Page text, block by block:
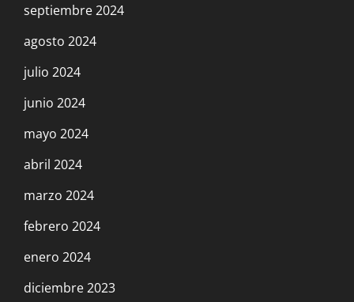
septiembre 2024
agosto 2024
julio 2024
junio 2024
mayo 2024
abril 2024
marzo 2024
febrero 2024
enero 2024
diciembre 2023